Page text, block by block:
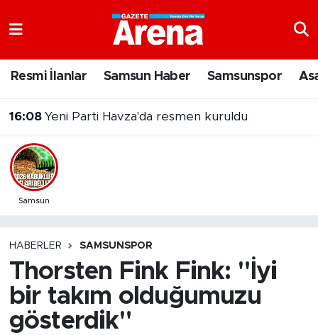
Resmi İlanlar Samsun Haber Samsunspor
16:08 Yeni Parti Havza'da resmen kuruldu
Samsun
HABERLER SAMSUNSPOR
Thorsten Fink Fink: "İyi
bir takım olduğumuzu
gösterdik"
Trafik Durumu
Süper Lig Puan Durumu ve Fikstür
Son Dakika Haberleri
Haber Arşivi